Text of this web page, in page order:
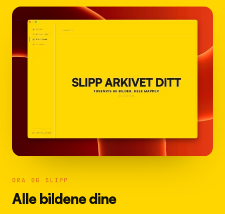
DRA OG SLIPP
Alle bildene dine